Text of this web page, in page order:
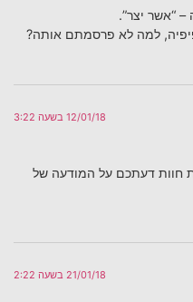
– “אשר יצר”.
למה לא פרסמתם אותה?
12/01/18 בשעה 3:22
חוות דעתכם על המודעה של
21/01/18 בשעה 2:22